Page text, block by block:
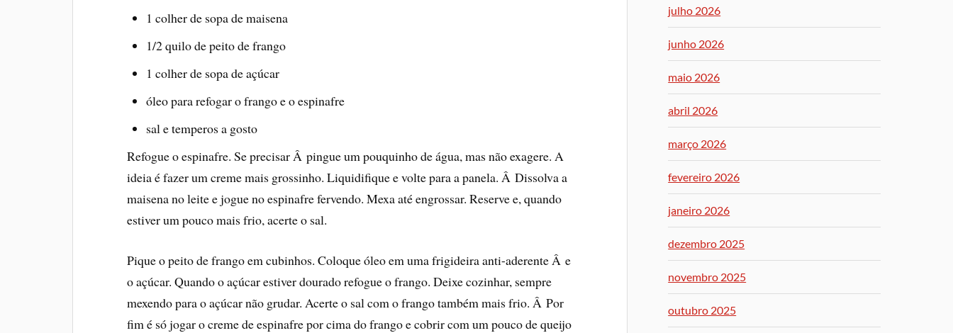
1 colher de sopa de maisena
1/2 quilo de peito de frango
1 colher de sopa de açúcar
óleo para refogar o frango e o espinafre
sal e temperos a gosto
Refogue o espinafre. Se precisar Â pingue um pouquinho de água, mas não exagere. A
ideia é fazer um creme mais grossinho. Liquidifique e volte para a panela. Â Dissolva a
maisena no leite e jogue no espinafre fervendo. Mexa até engrossar. Reserve e, quando
estiver um pouco mais frio, acerte o sal.
Pique o peito de frango em cubinhos. Coloque óleo em uma frigideira anti-aderente Â e
o açúcar. Quando o açúcar estiver dourado refogue o frango. Deixe cozinhar, sempre
mexendo para o açúcar não grudar. Acerte o sal com o frango também mais frio. Â Por
fim é só jogar o creme de espinafre por cima do frango e cobrir com um pouco de queijo
julho 2026
junho 2026
maio 2026
abril 2026
março 2026
fevereiro 2026
janeiro 2026
dezembro 2025
novembro 2025
outubro 2025